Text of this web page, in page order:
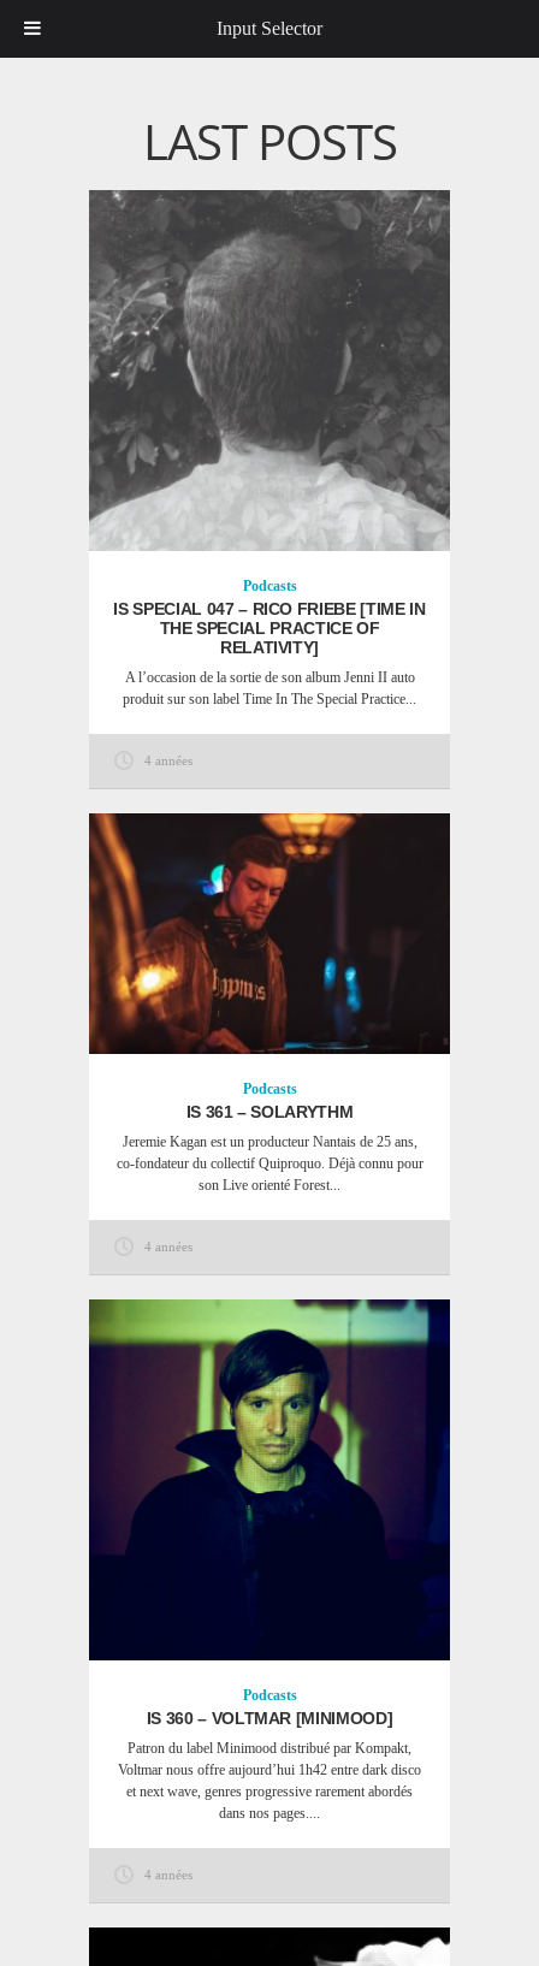
LAST POSTS
Podcasts
IS SPECIAL 047 – RICO FRIEBE [TIME IN
THE SPECIAL PRACTICE OF
RELATIVITY]
A l’occasion de la sortie de son album Jenni II auto
produit sur son label Time In The Special Practice...
4 années
Podcasts
IS 361 – SOLARYTHM
Jeremie Kagan est un producteur Nantais de 25 ans,
co-fondateur du collectif Quiproquo. Déjà connu pour
son Live orienté Forest...
4 années
Podcasts
IS 360 – VOLTMAR [MINIMOOD]
Patron du label Minimood distribué par Kompakt,
Voltmar nous offre aujourd’hui 1h42 entre dark disco
et next wave, genres progressive rarement abordés
dans nos pages....
4 années
Input Selector